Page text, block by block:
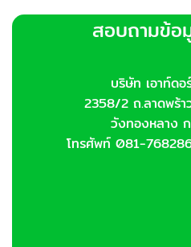
The
options
chosen
on
product
page
สอบถามข้อ
บริษัท เอาท์ด
2358/2 ถ.ลาดพร้
วังทองหลาง
โทรศัพท์ 081-